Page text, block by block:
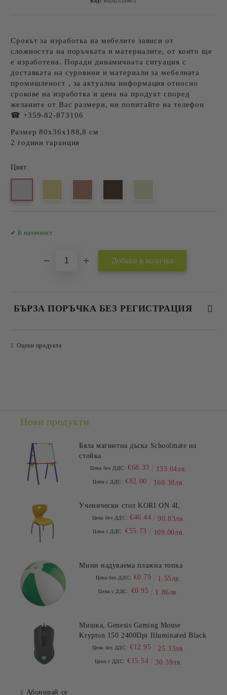
Срокът за изработка на мебелите зависи от
сложността на поръчката и материалите, от които ще
е изработена. Поради динамичната ситуация с
доставката на суровини и материали за мебелната
промишленост , за актуална информация относно
срокове на изработка и цена на продукт според
желаните от Вас размери, ни попитайте на телефон
☎ +359-82-873106
Размер 80х36х188,8 см
2 години гаранция
Цвят:
✔ В наличност
БЪРЗА ПОРЪЧКА БЕЗ РЕГИСТРАЦИЯ
Оцени продукта
Нови продукти
Бяла магнитна дъска Schoolmate на
стойка
Цена без ДДС: €68.33 133.64лв.
Цена с ДДС: €82.00 160.38лв.
Ученически стол KORI ON 4L
Цена без ДДС: €46.44 90.83лв.
Цена с ДДС: €55.73 109.00лв.
Мини надуваема плажна топка
Цена без ДДС: €0.79 1.55лв.
Цена с ДДС: €0.95 1.86лв.
Мишка, Genesis Gaming Mouse
Krypton 150 2400Dpi Illuminated Black
Цена без ДДС: €12.95 25.33лв.
Цена с ДДС: €15.54 30.39лв.
Абонирай се